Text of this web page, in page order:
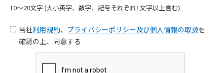
10〜20文字 (大小英字、数字、記号それぞれ1文字以上含む)
当社利用規約、 プライバシーポリシー及び個人情報の取扱を
確認の上、同意する